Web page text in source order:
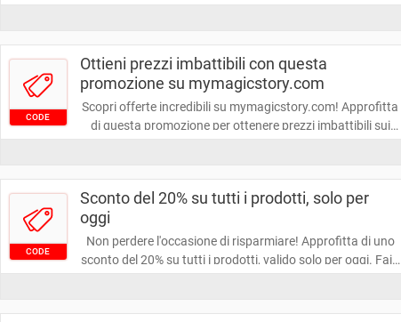
CODE
Ottieni prezzi imbattibili con questa
promozione su mymagicstory.com
Scopri offerte incredibili su mymagicstory.com! Approfitta
di questa promozione per ottenere prezzi imbattibili sui
più conveniente!
CODE
Sconto del 20% su tutti i prodotti, solo per
oggi
Non perdere l'occasione di risparmiare! Approfitta di uno
sconto del 20% su tutti i prodotti, valido solo per oggi. Fai il